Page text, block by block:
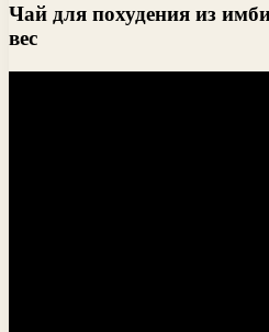
Чай для похудения из
вес